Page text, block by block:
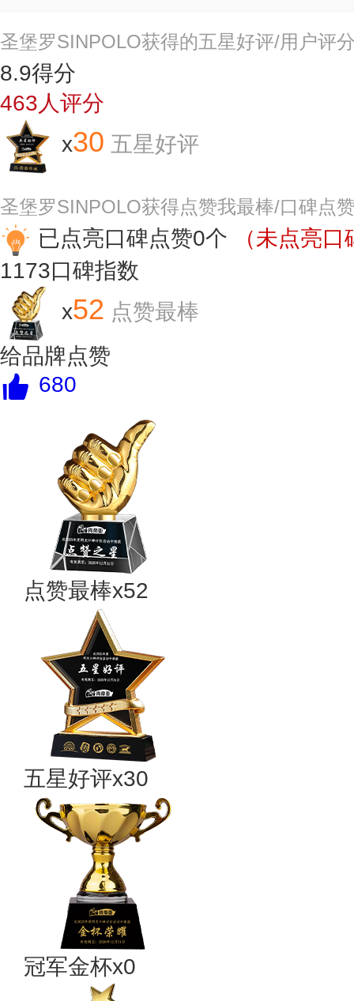
圣堡罗SINPOLO获得的五星好评/用户评
8.9得分
463人评分
x30 五星好评
圣堡罗SINPOLO获得点赞我最棒/口碑点
已点亮口碑点赞0个
（未点亮
1173口碑指数
x52 点赞最棒
给品牌点赞
680
点赞最棒x52
五星好评x30
冠军金杯x0